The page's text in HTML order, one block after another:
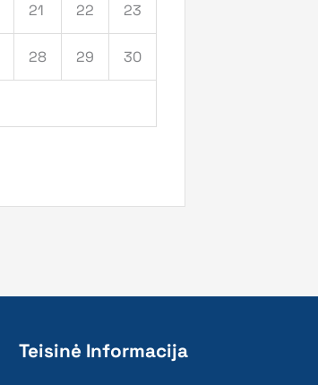
21 22 23
28 29 30
Teisinė Informacija